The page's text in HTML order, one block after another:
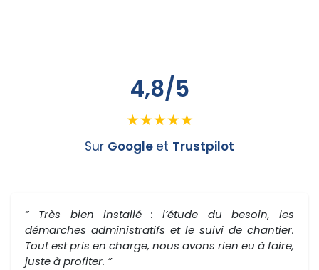
4,8/5
★★★★★
Sur Google et Trustpilot
“ Très bien installé : l’étude du besoin, les
démarches administratifs et le suivi de chantier.
Tout est pris en charge, nous avons rien eu à faire,
juste à profiter. ”